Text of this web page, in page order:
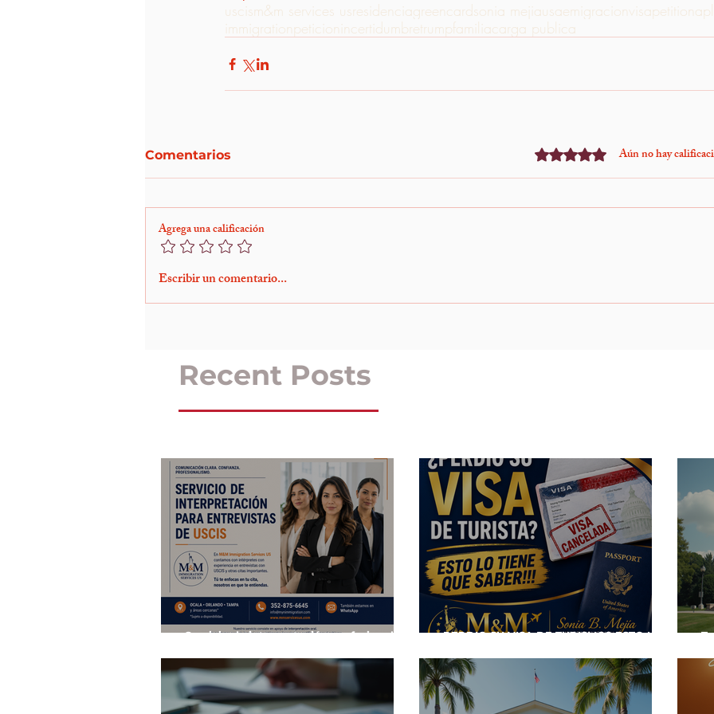
uscism&m services us residenciagreencardsonia mejiausaemigracionvisapetition
immigrationpeticion incertidumbretrumpfamiliacarga publica
Comentarios Obtuvo 0 de 5 estrellas.
Aún no hay
Agrega una calificación
Escribir un comentario...
Recent Posts
Servicio de interpretación profesional
PERDIO SU VISA DE TURISMO? ESTO LO